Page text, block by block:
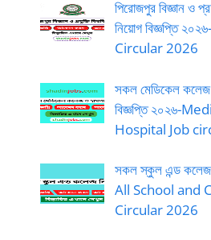
পিরোজপুর বিজ্ঞান ও
নিয়োগ বিজ্ঞপ্তি
Circular 2026
সকল মেডিকেল কলেজ
বিজ্ঞপ্তি ২০২৬-
Hospital Job
সকল স্কুল এন্ড কলেজ
All School and
Circular 2026